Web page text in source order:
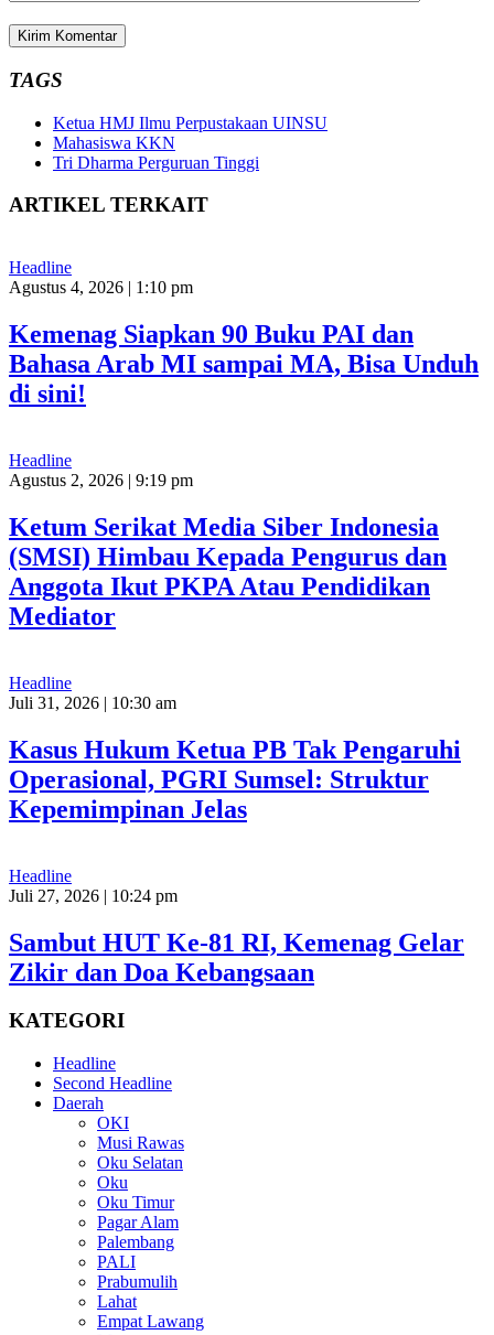
TAGS
Ketua HMJ Ilmu Perpustakaan UINSU
Mahasiswa KKN
Tri Dharma Perguruan Tinggi
ARTIKEL TERKAIT
Headline
Agustus 4, 2026 | 1:10 pm
Kemenag Siapkan 90 Buku PAI dan
Bahasa Arab MI sampai MA, Bisa Unduh
di sini!
Headline
Agustus 2, 2026 | 9:19 pm
Ketum Serikat Media Siber Indonesia
(SMSI) Himbau Kepada Pengurus dan
Anggota Ikut PKPA Atau Pendidikan
Mediator
Headline
Juli 31, 2026 | 10:30 am
Kasus Hukum Ketua PB Tak Pengaruhi
Operasional, PGRI Sumsel: Struktur
Kepemimpinan Jelas
Headline
Juli 27, 2026 | 10:24 pm
Sambut HUT Ke-81 RI, Kemenag Gelar
Zikir dan Doa Kebangsaan
KATEGORI
Headline
Second Headline
Daerah
OKI
Musi Rawas
Oku Selatan
Oku
Oku Timur
Pagar Alam
Palembang
PALI
Prabumulih
Lahat
Empat Lawang